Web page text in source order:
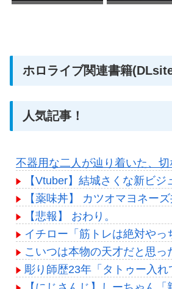
ホロライブ関連書籍
人気記事！
不器用な二人が辿り着いた、
【Vtuber】結城さくな新ビ
【薬味丼】 カツオマヨネー
【悲報】 おわり。
イチロー「筋トレは絶対や
こいつは本物の天才だと思
彫り師歴23年「タトゥー入